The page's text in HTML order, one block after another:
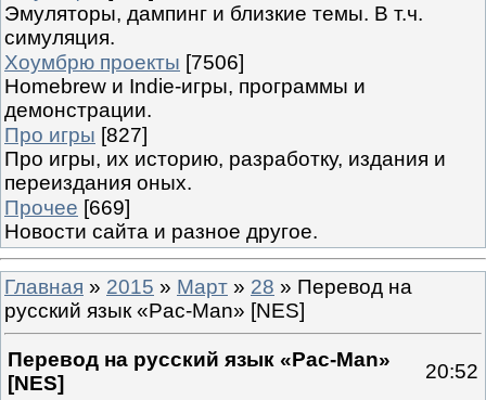
Эмуляторы, дампинг и близкие темы. В т.ч.
симуляция.
Хоумбрю проекты [7506]
Homebrew и Indie-игры, программы и
демонстрации.
Про игры [827]
Про игры, их историю, разработку, издания и
переиздания оных.
Прочее [669]
Новости сайта и разное другое.
Главная » 2015 » Март » 28 » Перевод на
русский язык «Pac-Man» [NES]
Перевод на русский язык «Pac-Man»
[NES]
20:52